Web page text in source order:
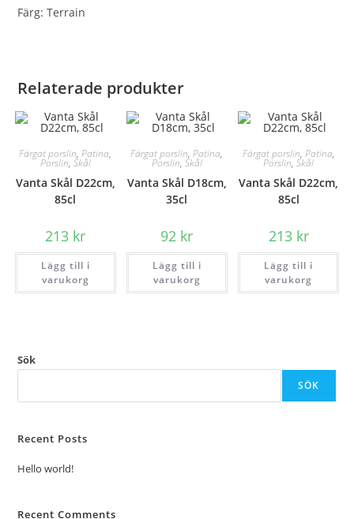
Färg: Terrain
Relaterade produkter
Färgat porslin,Patina,
Porslin, Skål
Vanta Skål D22cm,
85cl
213 kr
Lägg till i
varukorg
Färgat porslin,Patina,
Porslin, Skål
Vanta Skål D18cm,
35cl
92 kr
Lägg till i
varukorg
Färgat porslin, Patina,
Porslin,Skål
Vanta Skål D22cm,
85cl
213 kr
Lägg till i
varukorg
Sök
SÖK
Recent Posts
Hello world!
Recent Comments